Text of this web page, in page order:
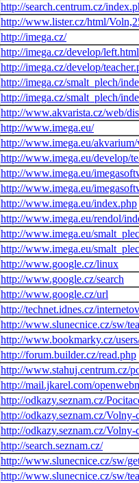
http://search.centrum.cz/
http://www.lister.cz/html/
http://imega.cz/
http://imega.cz/develop/left.html
http://imega.cz/develop/
http://imega.cz/smalt_plech/
http://imega.cz/smalt_plech/
http://www.akvarista.cz/web/
http://www.imega.eu/
http://www.imega.eu/
http://www.imega.eu/develop/
http://www.imega.eu/
http://www.imega.eu/
http://www.imega.eu/index.php
http://www.imega.eu/rendol/
http://www.imega.eu/
http://www.imega.eu/
http://www.google.cz/linux
http://www.google.cz/search
http://www.google.cz/url
http://technet.idnes.cz/
http://www.slunecnice.cz/sw/
http://www.bookmarky.cz/
http://forum.builder.cz/read.php
http://www.stahuj.centrum.cz/
http://mail.jkarel.com/
http://odkazy.seznam.cz/
http://odkazy.seznam.cz/
http://odkazy.seznam.cz/
http://search.seznam.cz/
http://www.slunecnice.cz/sw/
http://www.slunecnice.cz/sw/